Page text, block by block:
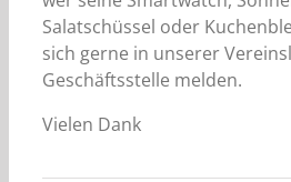
Salatschüssel oder
sich gerne in unserer
Geschäftsstelle melden.
Vielen Dank